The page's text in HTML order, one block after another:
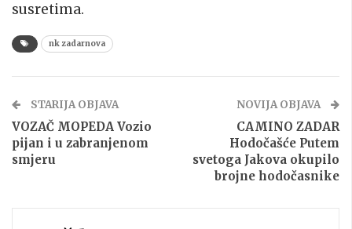
susretima.
nk zadarnova
STARIJA OBJAVA
VOZAČ MOPEDA Vozio
pijan i u zabranjenom
smjeru
NOVIJA OBJAVA
CAMINO ZADAR
Hodočašće Putem
svetoga Jakova okupilo
brojne hodočasnike